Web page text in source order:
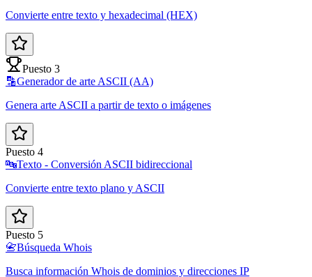
Convierte entre texto y hexadecimal (HEX)
Puesto 3
🔡Generador de arte ASCII (AA)
Genera arte ASCII a partir de texto o imágenes
Puesto 4
🔤Texto - Conversión ASCII bidireccional
Convierte entre texto plano y ASCII
Puesto 5
📇Búsqueda Whois
Busca información Whois de dominios y direcciones IP